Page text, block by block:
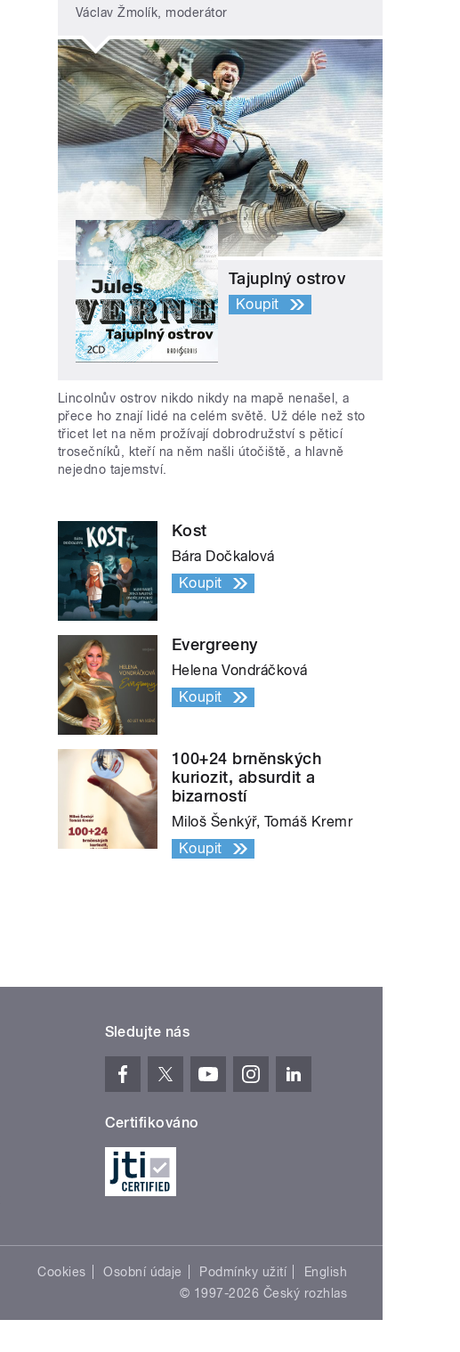
Václav Žmolík, moderátor
Tajuplný ostrov
Koupit
Lincolnův ostrov nikdo nikdy na mapě nenašel, a
přece ho znají lidé na celém světě. Už déle než sto
třicet let na něm prožívají dobrodružství s pěticí
trosečníků, kteří na něm našli útočiště, a hlavně
nejedno tajemství.
Kost
Bára Dočkalová
Koupit
Evergreeny
Helena Vondráčková
Koupit
100+24 brněnských
kuriozit, absurdit a
bizarností
Miloš Šenkýř, Tomáš Kremr
Koupit
Sledujte nás
Certifikováno
Cookies Osobní údaje Podmínky užití
English
© 1997-2026 Český rozhlas